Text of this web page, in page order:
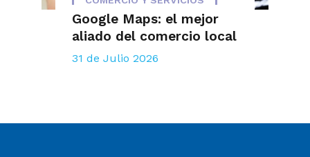
Google Maps: el mejor
aliado del comercio local
31 de Julio 2026